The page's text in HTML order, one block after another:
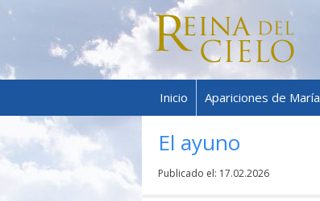
Inicio Apariciones de María
El ayuno
Publicado el: 17.02.2026